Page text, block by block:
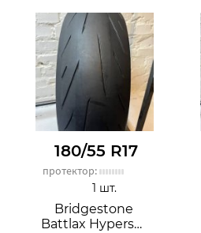
180/55 R17
протектор:
Bridgestone
Battlax Hypersport S22R
1 шт.